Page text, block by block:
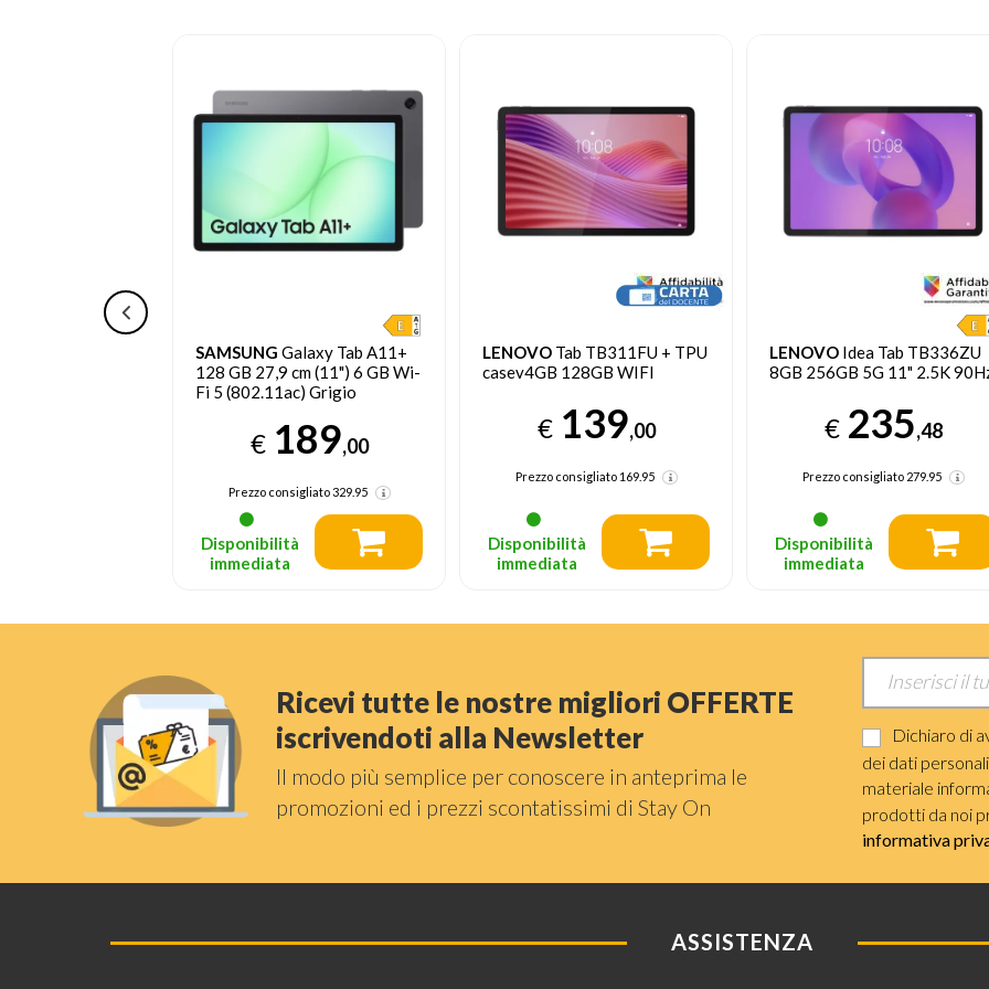
SAMSUNG Galaxy Tab A11+
128 GB 27,9 cm (11") 6 GB Wi-
Fi 5 (802.11ac) Grigio
€ 189,00
Prezzo consigliato329.95
Disponibilità
immediata
LENOVO Tab TB311FU + TPU
casev4GB 128GB WIFI
€ 139,00
Prezzo consigliato169.95
Disponibilità
immediata
LENOVO Idea Tab TB336ZU
8GB 256GB 5G 11" 2.5K
€ 235,48
Prezzo consigliato279.95
Disponibilità
immediata
Ricevi tutte le nostre migliori OFFERTE
iscrivendoti alla Newsletter
Il modo più semplice per conoscere in anteprima le
promozioni ed i prezzi scontatissimi di Stay On
Dichiaro di
dei dati
materiale
prodotti da noi
informativa
ASSISTENZA